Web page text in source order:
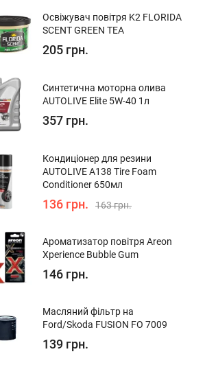
Освіжувач повітря K2 FLORIDA
SCENT GREEN TEA
205 грн.
Синтетична моторна олива
AUTOLIVE Elite 5W-40 1л
357 грн.
Кондиціонер для резини
AUTOLIVE A138 Tire Foam
Conditioner 650мл
136 грн. 163 грн.
Ароматизатор повітря Areon
Xperience Bubble Gum
146 грн.
Масляний фільтр на
Ford/Skoda FUSION FO 7009
139 грн.